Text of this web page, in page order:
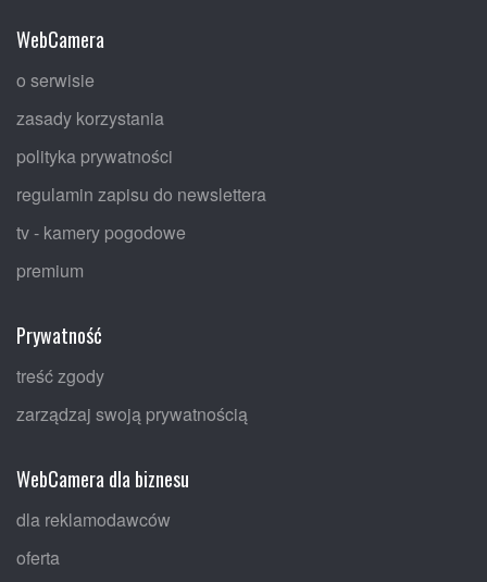
WebCamera
o serwisie
zasady korzystania
polityka prywatności
regulamin zapisu do newslettera
tv - kamery pogodowe
premium
Prywatność
treść zgody
zarządzaj swoją prywatnością
WebCamera dla biznesu
dla reklamodawców
oferta